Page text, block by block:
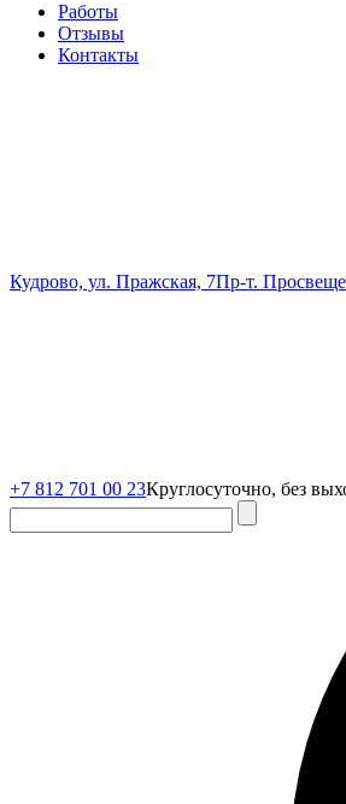
Работы
Отзывы
Контакты
Кудрово, ул. Пражская, 7Пр-т.
+7 812 701 00 23Круглосуточно, без